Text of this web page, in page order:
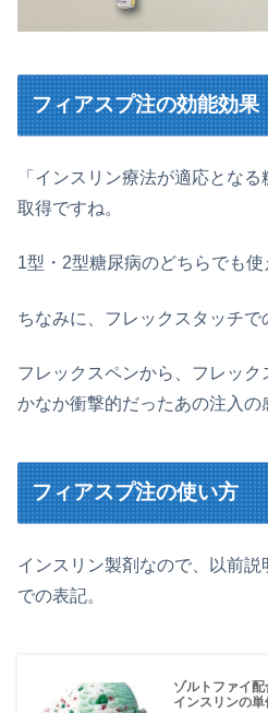
フィアスプ注の効能効果
「インスリン療法が適応とな
取得ですね。
1型・2型糖尿病のどちらでも使
ちなみに、フレックスタッチで
フレックスペンから、フレッ
かなか衝撃的だったあの注入の
フィアスプ注の使い方
インスリン製剤なので、以前説
での表記。
ゾルトファイ
インスリンの単